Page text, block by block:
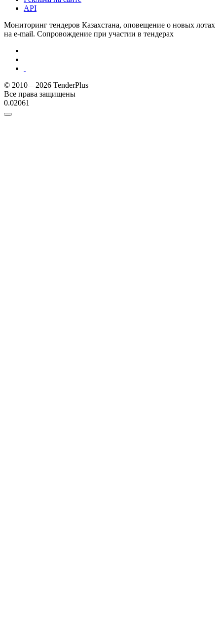
API
Мониторинг тендеров Казахстана, оповещение о новых лотах
на e-mail. Сопровождение при участии в тендерах
© 2010—2026 TenderPlus
Все права защищены
0.02061